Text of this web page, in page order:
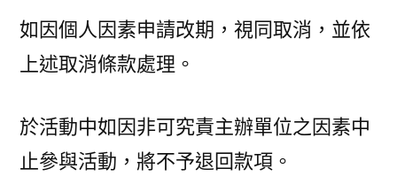
如因個人因素申請改期，視同取消，並依
上述取消條款處理。
於活動中如因非可究責主辦單位之因素中
止參與活動，將不予退回款項。